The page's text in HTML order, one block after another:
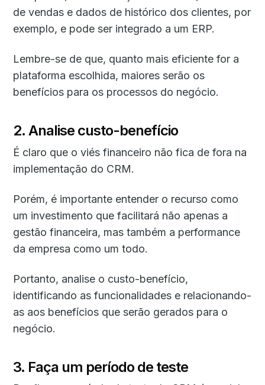
de vendas e dados de histórico dos clientes, por
exemplo, e pode ser integrado a um ERP.
Lembre-se de que, quanto mais eficiente for a
plataforma escolhida, maiores serão os
benefícios para os processos do negócio.
2. Analise custo-benefício
É claro que o viés financeiro não fica de fora na
implementação do CRM.
Porém, é importante entender o recurso como
um investimento que facilitará não apenas a
gestão financeira, mas também a performance
da empresa como um todo.
Portanto, analise o custo-benefício,
identificando as funcionalidades e relacionando-
as aos benefícios que serão gerados para o
negócio.
3. Faça um período de teste